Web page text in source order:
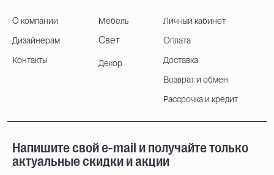
О компании
Дизайнерам
Контакты
Мебель
Свет
Декор
Личный кабинет
Оплата
Доставка
Возврат и обмен
Рассрочка и кредит
Напишите свой e-mail и получайте только
актуальные скидки и акции